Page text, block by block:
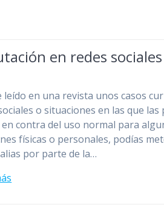
en redes sociales
leído en una revista unos casos
o situaciones en las que
contra del uso normal para
físicas o personales, podías
por parte de la…